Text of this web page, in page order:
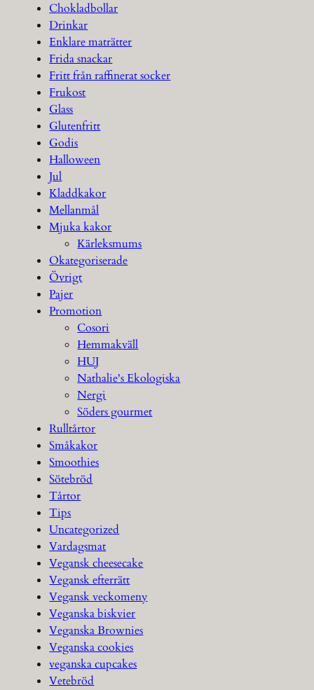
Chokladbollar
Drinkar
Enklare maträtter
Frida snackar
Fritt från raffinerat socker
Frukost
Glass
Glutenfritt
Godis
Halloween
Jul
Kladdkakor
Mellanmål
Mjuka kakor
Kärleksmums
Okategoriserade
Övrigt
Pajer
Promotion
Cosori
Hemmakväll
HUJ
Nathalie's Ekologiska
Nergi
Söders gourmet
Rulltårtor
Småkakor
Smoothies
Sötebröd
Tårtor
Tips
Uncategorized
Vardagsmat
Vegansk cheesecake
Vegansk efterrätt
Vegansk veckomeny
Veganska biskvier
Veganska Brownies
Veganska cookies
veganska cupcakes
Vetebröd